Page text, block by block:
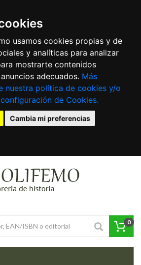
usamos cookies propias y de
y analíticas para analizar
mostrarte contenidos
adecuados. Más
nuestra política de cookies y/o
de Cookies.
Cambia mi preferencias
0